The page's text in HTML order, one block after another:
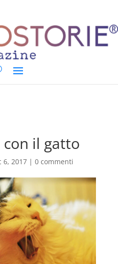
il gatto
6, 2017| 0 commenti